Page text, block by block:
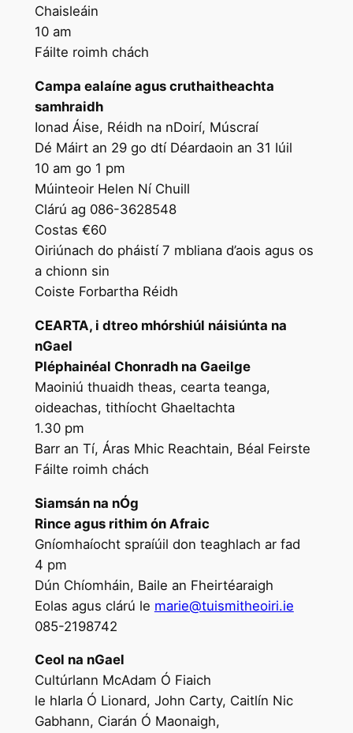
Chaisleáin
10 am
Fáilte roimh chách
Campa ealaíne agus cruthaitheachta
samhraidh
Ionad Áise, Réidh na nDoirí, Múscraí
Dé Máirt an 29 go dtí Déardaoin an 31 Iúil
10 am go 1 pm
Múinteoir Helen Ní Chuill
Clárú ag 086-3628548
Costas €60
Oiriúnach do pháistí 7 mbliana d’aois agus os
a chionn sin
Coiste Forbartha Réidh
CEARTA, i dtreo mhórshiúl náisiúnta na
nGael
Pléphainéal Chonradh na Gaeilge
Maoiniú thuaidh theas, cearta teanga,
oideachas, tithíocht Ghaeltachta
1.30 pm
Barr an Tí, Áras Mhic Reachtain, Béal Feirste
Fáilte roimh chách
Siamsán na nÓg
Rince agus rithim ón Afraic
Gníomhaíocht spraíúil don teaghlach ar fad
4 pm
Dún Chíomháin, Baile an Fheirtéaraigh
Eolas agus clárú le marie@tuismitheoiri.ie
085-2198742
Ceol na nGael
Cultúrlann McAdam Ó Fiaich
le hIarla Ó Lionard, John Carty, Caitlín Nic
Gabhann, Ciarán Ó Maonaigh,